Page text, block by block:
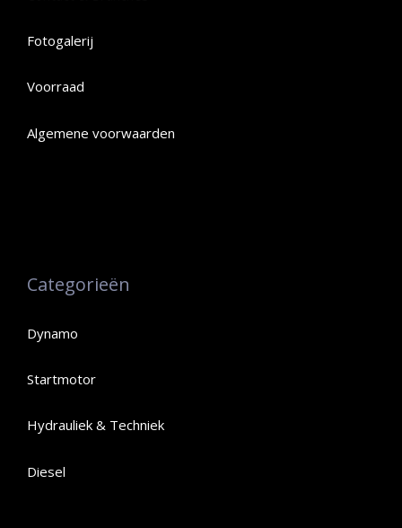
Fotogalerij
Voorraad
Algemene voorwaarden
Categorieën
Dynamo
Startmotor
Hydrauliek & Techniek
Diesel